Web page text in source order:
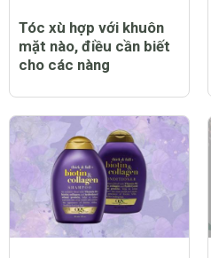
Tóc xù hợp với khuôn
mặt nào, điều cần biết
cho các nàng